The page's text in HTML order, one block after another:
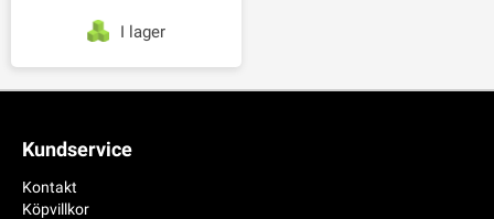
I lager
Kundservice
Kontakt
Köpvillkor